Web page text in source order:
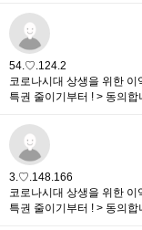
54.♡.124.2
코로나시대 상생을 위한
특권 줄이기부터 ! > 동의합
3.♡.148.166
코로나시대 상생을 위한
특권 줄이기부터 ! > 동의합